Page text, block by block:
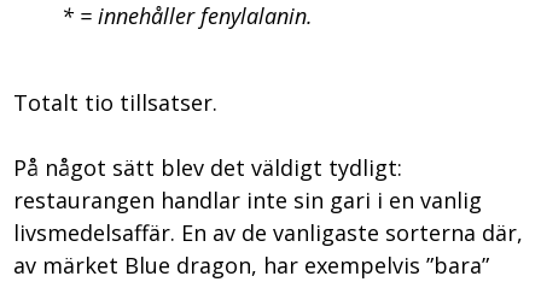
* = innehåller fenylalanin.
Totalt tio tillsatser.
På något sätt blev det väldigt tydligt:
restaurangen handlar inte sin gari i en vanlig
livsmedelsaffär. En av de vanligaste sorterna där,
av märket Blue dragon, har exempelvis ”bara”